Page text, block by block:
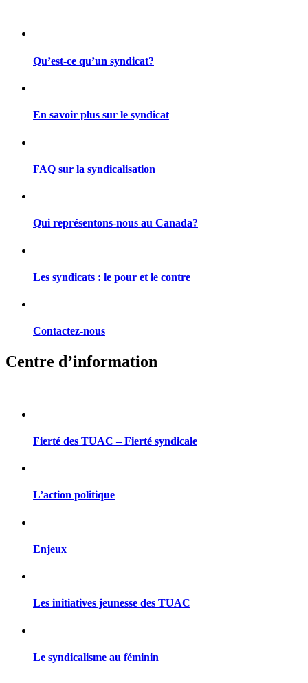
Qu’est-ce qu’un syndicat?
En savoir plus sur le syndicat
FAQ sur la syndicalisation
Qui représentons-nous au Canada?
Les syndicats : le pour et le contre
Contactez-nous
Centre d’information
Fierté des TUAC – Fierté syndicale
L’action politique
Enjeux
Les initiatives jeunesse des TUAC
Le syndicalisme au féminin